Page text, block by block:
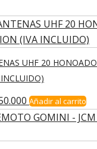
UHF 20
El
precio
Añadir al carrito